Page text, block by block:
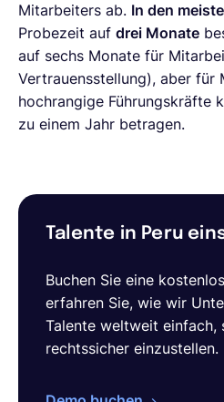
Mitarbeiters ab. In den
Probezeit auf drei Monate
auf sechs Monate für
Vertrauensstellung), aber für
hochrangige Führungskräfte
zu einem Jahr betragen.
Talente in Peru
Buchen Sie eine
erfahren Sie, wie wir
Talente weltweit einfach,
rechtssicher einzustellen.